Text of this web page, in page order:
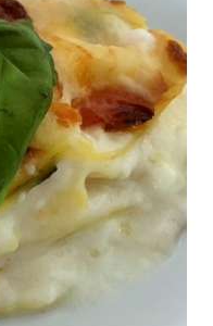
4
20 Min